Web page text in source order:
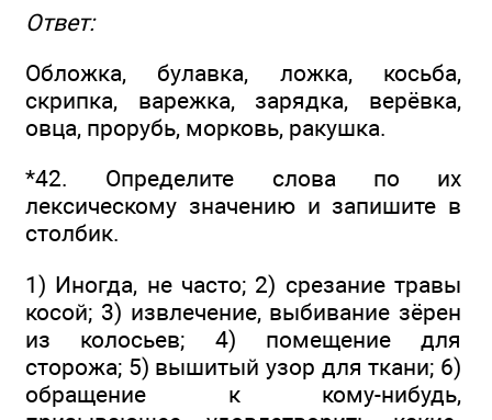
Ответ:
Обложка, булавка, ложка, косьба,
скрипка, варежка, зарядка, верёвка,
овца, прорубь, морковь, ракушка.
*42. Определите слова по их
лексическому значению и запишите в
столбик.
1) Иногда, не часто; 2) срезание травы
косой; 3) извлечение, выбивание зёрен
из колосьев; 4) помещение для
сторожа; 5) вышитый узор для ткани; 6)
обращение к кому-нибудь,